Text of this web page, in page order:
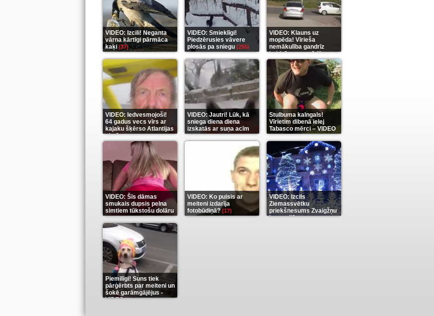
VIDEO: Izcili! Neganta
vārna kārtīgi pārmāca
kaķi(37)
VIDEO: Smieklīgi!
Piedzērusies vāvere
plosās pa sniegu (255)
VIDEO: Klauns uz
mopēda! Vīrieša
nemākulība gandrīz
beidzās ar tragēdiju
(289)
VIDEO: Iedvesmojoši!
64 gadus vecs vīrs ar
kajaku šķērso Atlantijas
okeānu(5)
VIDEO: Jautri! Lūk, kā
sniega diena diena
izskatās ar suņa acīm
(6)
Stulbuma kalngals!
Vīrietim dibenā ielej
Tabasco mērci – VIDEO
(7)
VIDEO: Šīs dāmas
smukais dupsis pelna
simtiem tūkstošu dolāru
(9)
VIDEO: Ko puisis ar
meiteni izdarīja
fotobūdiņā?(17)
VIDEO: Izcils
Ziemassvētku
priekšnesums Zvaigžņu
karu stilā(7)
Piemīlīgi! Suns tiek
pārģērbts par meiteni un
šokē garāmgājējus -
VIDEO(8)